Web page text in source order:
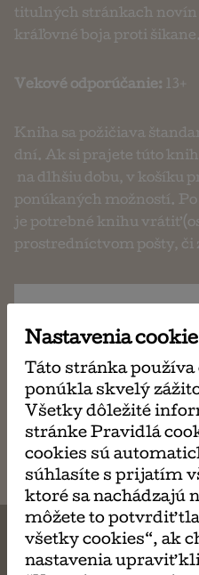
titulných stránkach novín
kráľovné boja proti šikane.
Vekové odporúčanie: 13+
Kniha sa požičiava
dní. Ak si prajete túto
na dlhšiu dobu, v košíku
ponúkaných možností.
je potrebné knihu vrátiť
prostredníctvom pošty, či
ma
Nastavenia
Táto stránka používa
ponúkla skvelý
Všetky dôležité
stránke Pravidlá
cookies sú
súhlasíte s prijatím
ktoré sa nachádzajú
môžete to potvrdiť
všetky cookies“, ak
nastavenia upraviť